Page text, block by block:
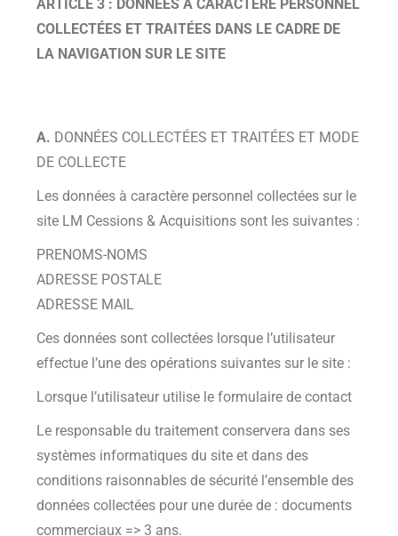
ARTICLE 3 : DONNÉES À CARACTÈRE PERSONNEL
COLLECTÉES ET TRAITÉES DANS LE CADRE DE
LA NAVIGATION SUR LE SITE
A. DONNÉES COLLECTÉES ET TRAITÉES ET MODE
DE COLLECTE
Les données à caractère personnel collectées sur le
site LM Cessions & Acquisitions sont les suivantes :
PRENOMS-NOMS
ADRESSE POSTALE
ADRESSE MAIL
Ces données sont collectées lorsque l’utilisateur
effectue l’une des opérations suivantes sur le site :
Lorsque l’utilisateur utilise le formulaire de contact
Le responsable du traitement conservera dans ses
systèmes informatiques du site et dans des
conditions raisonnables de sécurité l’ensemble des
données collectées pour une durée de : documents
commerciaux => 3 ans.